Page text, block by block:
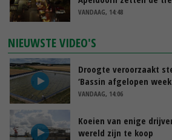
VANDAAG, 14:48
NIEUWSTE VIDEO'S
Droogte veroorzaakt
‘Bassin afgelopen
VANDAAG, 14:06
Koeien van enige
wereld zijn te koop